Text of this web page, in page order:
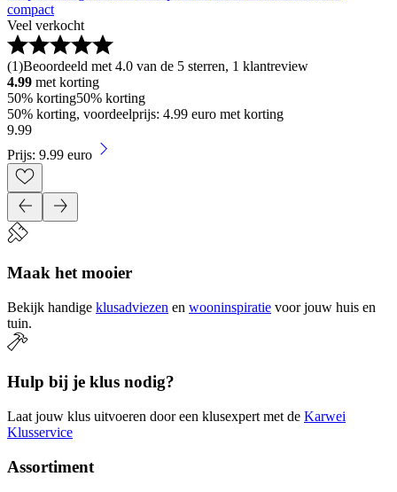
compact
Veel verkocht
(1)Beoordeeld met 4.0 van de 5 sterren, 1 klantreview
4.99 met korting
50% korting50% korting
50% korting, voordeelprijs: 4.99 euro met korting
9.99
Prijs: 9.99 euro
Maak het mooier
Bekijk handige klusadviezen en wooninspiratie voor jouw huis en
tuin.
Hulp bij je klus nodig?
Laat jouw klus uitvoeren door een klusexpert met de Karwei
Klusservice
Assortiment